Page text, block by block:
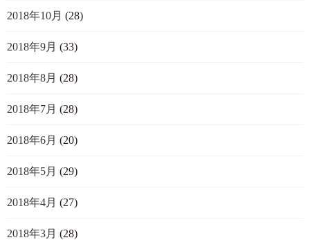
2018年10月 (28)
2018年9月 (33)
2018年8月 (28)
2018年7月 (28)
2018年6月 (20)
2018年5月 (29)
2018年4月 (27)
2018年3月 (28)